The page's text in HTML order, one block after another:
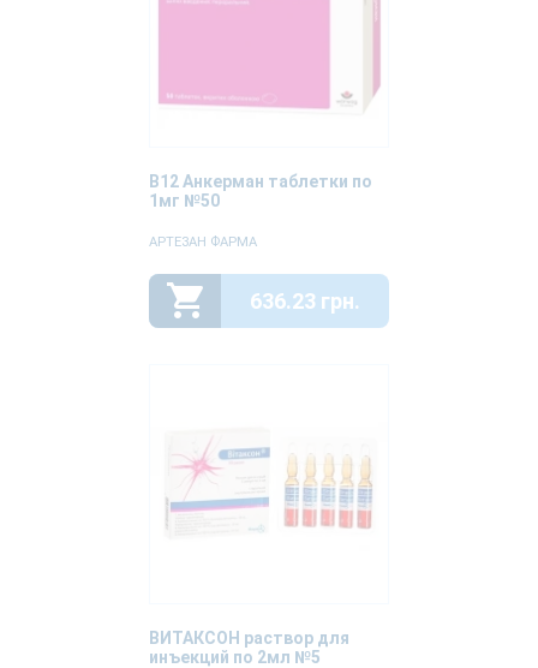
В12 Анкерман таблетки по
1мг №50
АРТЕЗАН ФАРМА
636.23 грн.
ВИТАКСОН раствор для
инъекций по 2мл №5